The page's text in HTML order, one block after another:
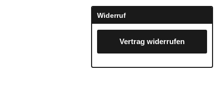
Widerruf
Vertrag widerrufen